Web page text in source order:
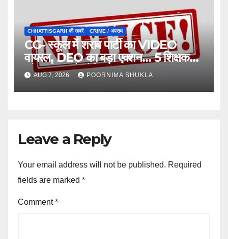
CHHATTISGARH की खबरें CRIME / अपराध
CG- स्कूल में शराब पार्टी का VIDEO
वायरल, DEO का बड़ा एक्शन… 5 शिक्षक
और स्वीपर को नोटिस…
AUG 7, 2026 POORNIMA SHUKLA
Leave a Reply
Your email address will not be published. Required
fields are marked *
Comment*